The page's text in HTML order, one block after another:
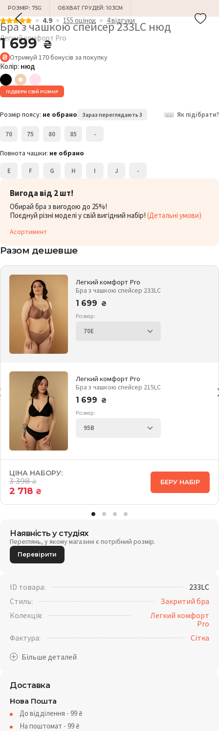
РОЗМІР: 75G ОБХВАТ ГРУДЕЙ: 103СМ
4.9 155 оцiнок 4 відгуки
Бра з чашкою спейсер 233LC нюд
Легкий комфорт Pro
1 699₴
Отримуй 170бонусів за покупку
Колір: нюд
ПІДБЕРИ СВІЙ РОЗМІР
Розмір поясу: не обрано Зараз переглядають 3 Як підібрати?
70 75 80 85 -
Повнота чашки: не обрано
E F G H I J -
Вигода від 2 шт!
Обирай бра з вигодою до 25%!
Поєднуй різні моделі у свій вигідний набір! (Детальні умови)
Асортимент
Разом дешевше
Легкий комфорт Pro
Бра з чашкою спейсер 233LC
1 699
₴
Розмір:
Легкий комфорт Pro
Бра з чашкою спейсер 215LC
1 699
₴
Розмір:
ЦІНА НАБОРУ:
3 398₴
2 718 ₴
БЕРУ НАБІР
Наявність у студіях
Переглянь, у якому магазині є потрібний розмір.
Перевірити
ID товара:
233LC
Стиль:
Закритий бра
Колекція:
Легкий комфорт
Pro
Фактура:
Сітка
Доставка
Нова Пошта
До відділення - 99₴
На поштомат - 99₴